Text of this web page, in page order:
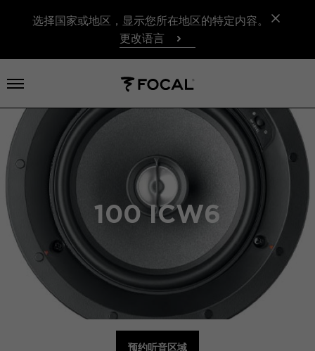
选择国家或地区，显示您所在地区的特定内容。
更改语言
打开菜单
100 ICW6
预约听音区域